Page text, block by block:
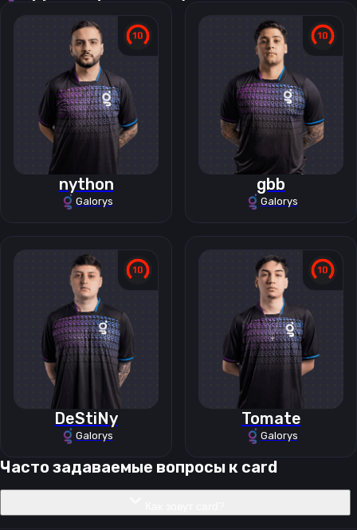
nython
Galorys
gbb
Galorys
DeStiNy
Galorys
Tomate
Galorys
Часто задаваемые вопросы к card